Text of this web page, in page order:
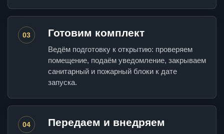
03 Готовим комплект
Ведём подготовку к открытию: проверяем
помещение, подаём уведомление, закрываем
санитарный и пожарный блоки к дате
запуска.
04 Передаем и внедряем